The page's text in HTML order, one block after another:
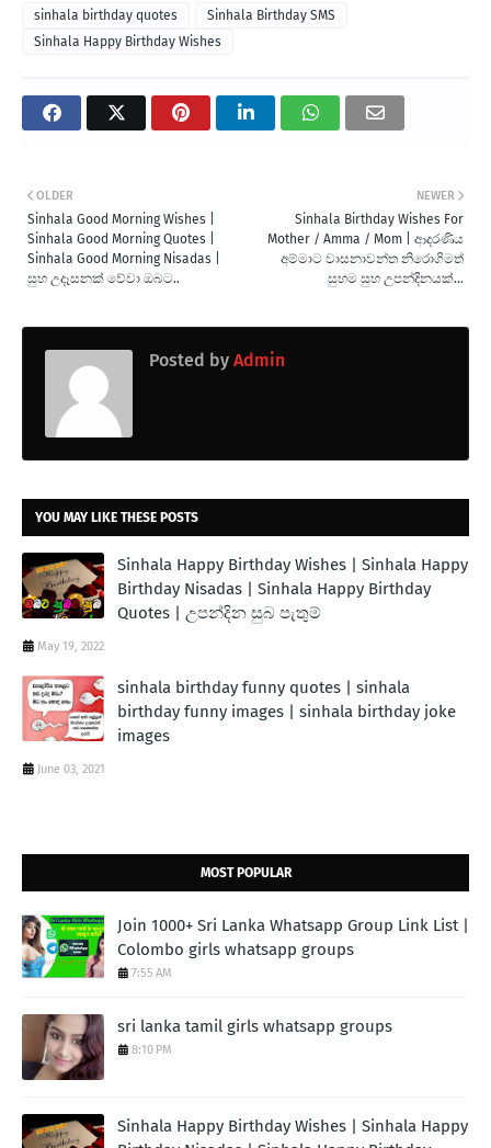
sinhala birthday quotes
Sinhala Birthday SMS
Sinhala Happy Birthday Wishes
NEWER
Sinhala Birthday Wishes For
Mother / Amma / Mom | ආදරණිය
අම්මාට වාසනාවන්ත නිරොගිමත්
සුභම සුභ උපන්දිනයක්...
OLDER
Sinhala Good Morning Wishes |
Sinhala Good Morning Quotes |
Sinhala Good Morning Nisadas |
සුභ උදෑසනක් වේවා ඔබට..
Posted by Admin
YOU MAY LIKE THESE POSTS
Sinhala Happy Birthday Wishes | Sinhala Happy
Birthday Nisadas | Sinhala Happy Birthday
Quotes | උපන්දින සුබ පැතුම්
May 19, 2022
sinhala birthday funny quotes | sinhala
birthday funny images | sinhala birthday joke
images
June 03, 2021
MOST POPULAR
Join 1000+ Sri Lanka Whatsapp Group Link List |
Colombo girls whatsapp groups
7:55 AM
sri lanka tamil girls whatsapp groups
8:10 PM
Sinhala Happy Birthday Wishes | Sinhala Happy